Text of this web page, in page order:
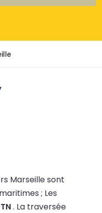
Marseille sont
; Les
. La traversée